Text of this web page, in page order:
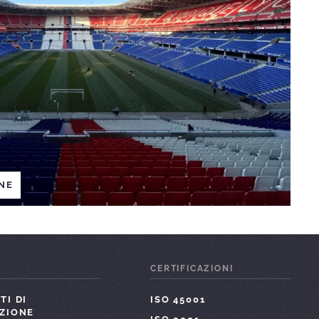
DI
CERTIFICAZIONI
ISO 45001